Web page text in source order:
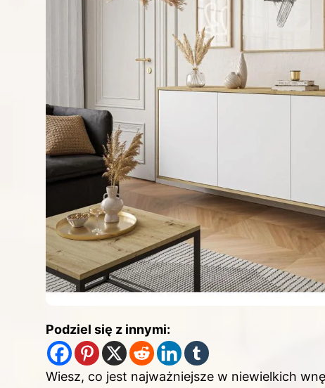
Podziel się z innymi:
Wiesz, co jest najważniejsze w niewielkich